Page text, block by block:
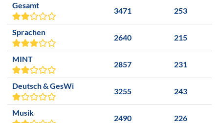
Gesamt
3471 253
Sprachen
2640 215
MINT
2857 231
Deutsch & GesWi
3255 243
Musik
2490 226